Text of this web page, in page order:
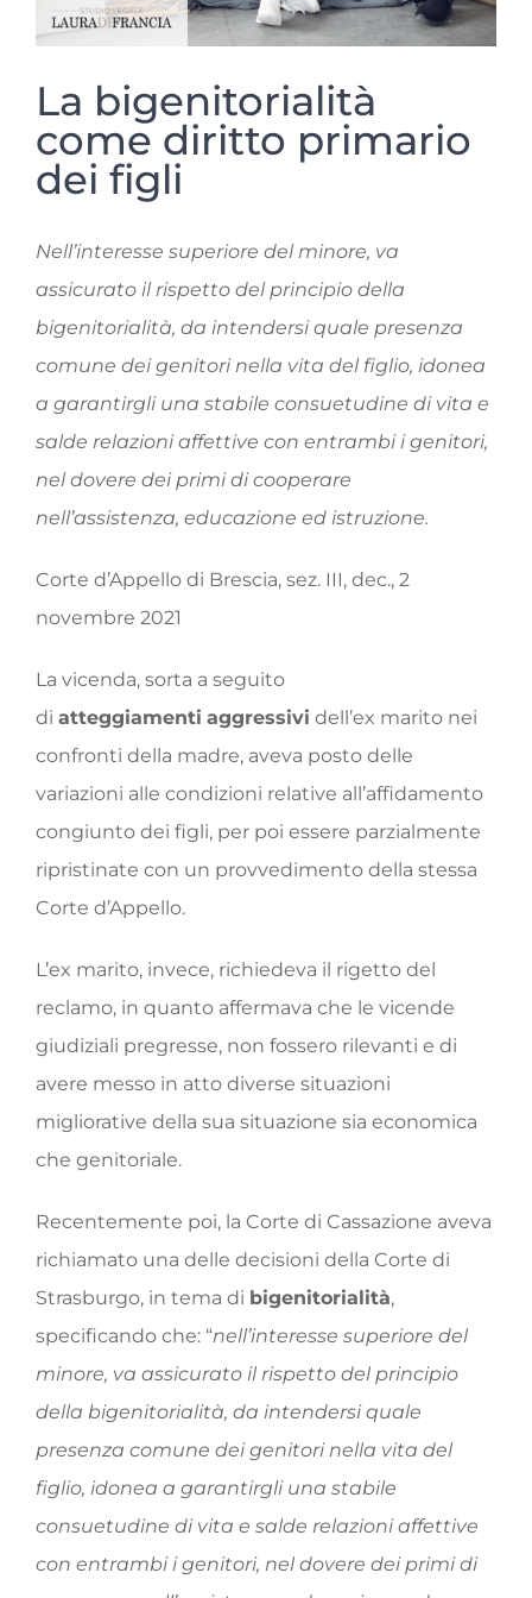
La bigenitorialità
come diritto primario
dei figli
Nell’interesse superiore del minore, va
assicurato il rispetto del principio della
bigenitorialità, da intendersi quale presenza
comune dei genitori nella vita del figlio, idonea
a garantirgli una stabile consuetudine di vita e
salde relazioni affettive con entrambi i genitori,
nel dovere dei primi di cooperare
nell’assistenza, educazione ed istruzione.
Corte d’Appello di Brescia, sez. III, dec., 2
novembre 2021
La vicenda, sorta a seguito
di atteggiamenti aggressivi dell’ex marito nei
confronti della madre, aveva posto delle
variazioni alle condizioni relative all’affidamento
congiunto dei figli, per poi essere parzialmente
ripristinate con un provvedimento della stessa
Corte d’Appello.
L’ex marito, invece, richiedeva il rigetto del
reclamo, in quanto affermava che le vicende
giudiziali pregresse, non fossero rilevanti e di
avere messo in atto diverse situazioni
migliorative della sua situazione sia economica
che genitoriale.
Recentemente poi, la Corte di Cassazione aveva
richiamato una delle decisioni della Corte di
Strasburgo, in tema di bigenitorialità,
specificando che: “nell’interesse superiore del
minore, va assicurato il rispetto del principio
della bigenitorialità, da intendersi quale
presenza comune dei genitori nella vita del
figlio, idonea a garantirgli una stabile
consuetudine di vita e salde relazioni affettive
con entrambi i genitori, nel dovere dei primi di